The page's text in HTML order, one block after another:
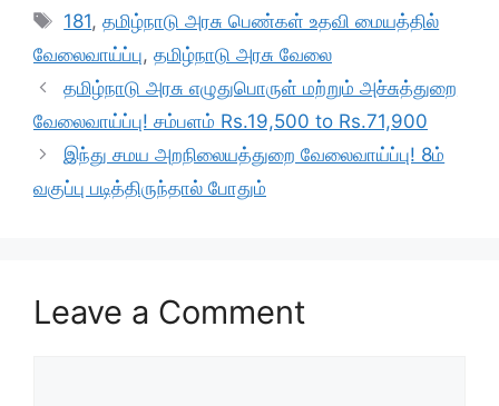
e
b
o
o
k
s
A
p
p
gr
a
m
e
Tags
181,தமிழ்நாடு அரசு பெண்கள் உதவி மையத்தில்
வேலைவாய்ப்பு, தமிழ்நாடு அரசு வேலை
தமிழ்நாடு அரசு எழுதுபொருள் மற்றும் அச்சுத்துறை
வேலைவாய்ப்பு! சம்பளம் Rs.19,500 to Rs.71,900
இந்து சமய அறநிலையத்துறை வேலைவாய்ப்பு! 8ம்
வகுப்பு படித்திருந்தால் போதும்
Leave a Comment